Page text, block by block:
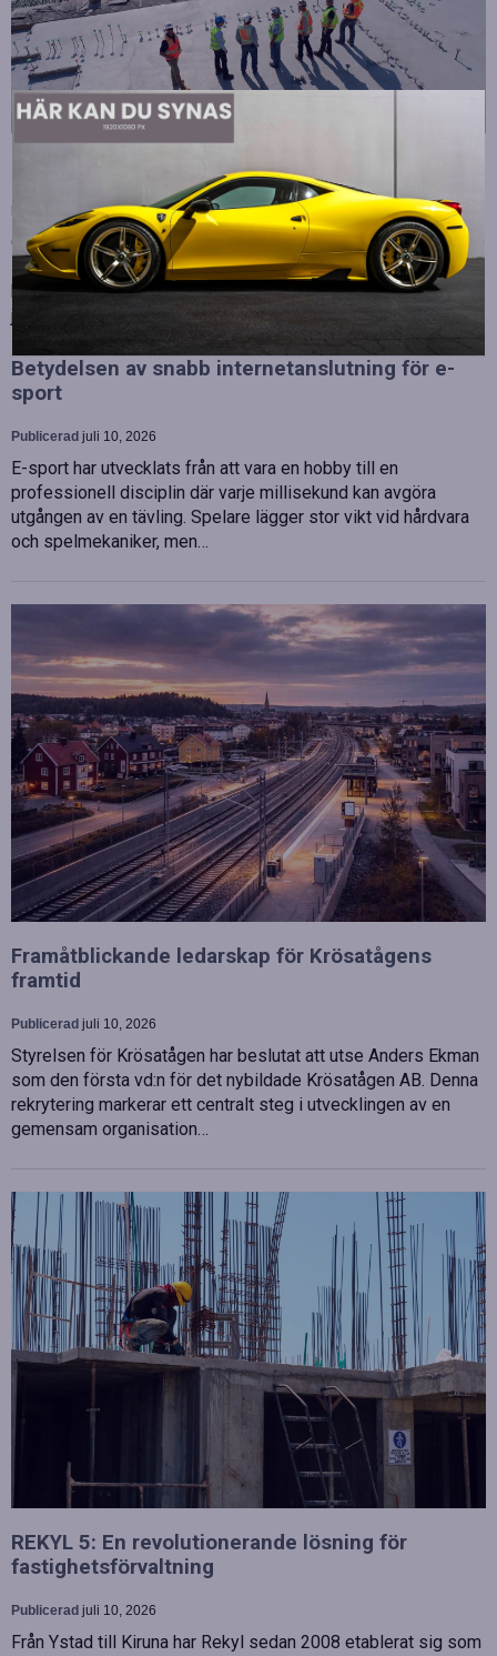
Strategiska tillskott till OHLA Sveriges ledning
Publiceradjuli 10, 2026
OHLA Sverige stärker sin ledningsgrupp genom att anställa
Malin Bergman som HR-chef och María Vazquez som
biträdande ekonomichef. Båda började sina nya tjänster den 1
juni 2026 och kommer att…
Betydelsen av snabb internetanslutning för e-
sport
Publicerad juli 10, 2026
E-sport har utvecklats från att vara en hobby till en
professionell disciplin där varje millisekund kan avgöra
utgången av en tävling. Spelare lägger stor vikt vid hårdvara
och spelmekaniker, men…
Framåtblickande ledarskap för Krösatågens
framtid
Publicerad juli 10, 2026
Styrelsen för Krösatågen har beslutat att utse Anders Ekman
som den första vd:n för det nybildade Krösatågen AB. Denna
rekrytering markerar ett centralt steg i utvecklingen av en
gemensam organisation…
REKYL 5: En revolutionerande lösning för
fastighetsförvaltning
Publicerad juli 10, 2026
Från Ystad till Kiruna har Rekyl sedan 2008 etablerat sig som